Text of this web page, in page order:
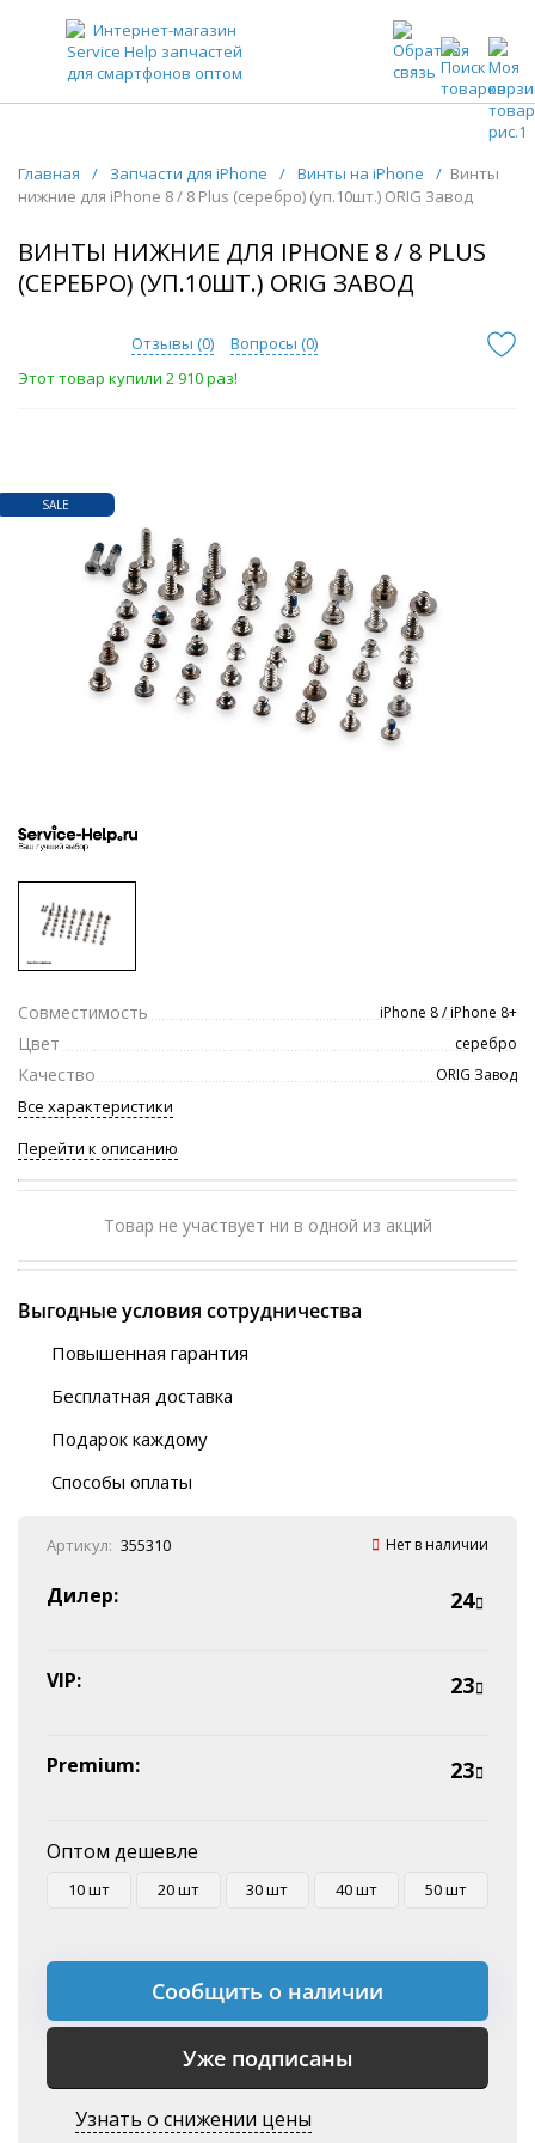
ЗАПЧАСТИ ДЛЯ ТЕЛЕФОНОВ ОПТОМ
Главная / Запчасти для iPhone / Винты на iPhone / Винты
нижние для iPhone 8 / 8 Plus (серебро) (уп.10шт.) ORIG Завод
ВИНТЫ НИЖНИЕ ДЛЯ IPHONE 8 / 8 PLUS
(СЕРЕБРО) (УП.10ШТ.) ORIG ЗАВОД
Отзывы (0) Вопросы (0)
Этот товар купили 2 910 раз!
SALE
Совместимость iPhone 8 / iPhone 8+
Цвет серебро
Качество ORIG Завод
Все характеристики
Перейти к описанию
Товар не участвует ни в одной из акций
Выгодные условия сотрудничества
Повышенная гарантия
Бесплатная доставка
Автобусы (по ЮФО)
“BlaBlaCar” (по ЮФО)
Подарок каждому
Способы оплаты
Наличные
Эквайринг
Оплата на P/C
Артикул: 355310 Нет в наличии
Дилер: 24
VIP: 23
Premium: 23
Оптом дешевле
10 шт 20 шт 30 шт 40 шт 50 шт
Сообщить о наличии
Уже подписаны
Узнать о снижении цены